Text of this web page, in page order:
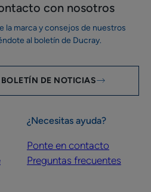
con nosotros
la marca y consejos de nuestros
al boletín de Ducray.
DE NOTICIAS
¿Necesitas ayuda?
Ponte en contacto
Preguntas frecuentes